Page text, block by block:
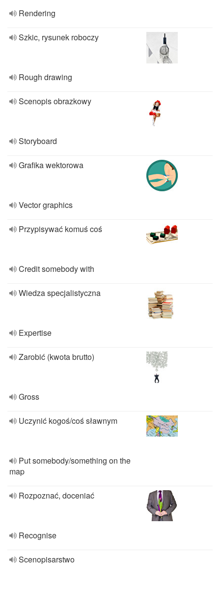
Rendering
Szkic, rysunek roboczy
Rough drawing
Scenopis obrazkowy
Storyboard
Grafika wektorowa
Vector graphics
Przypisywać komuś coś
Credit somebody with
Wiedza specjalistyczna
Expertise
Zarobić (kwota brutto)
Gross
Uczynić kogoś/coś sławnym
Put somebody/something on the
map
Rozpoznać, doceniać
Recognise
Scenopisarstwo